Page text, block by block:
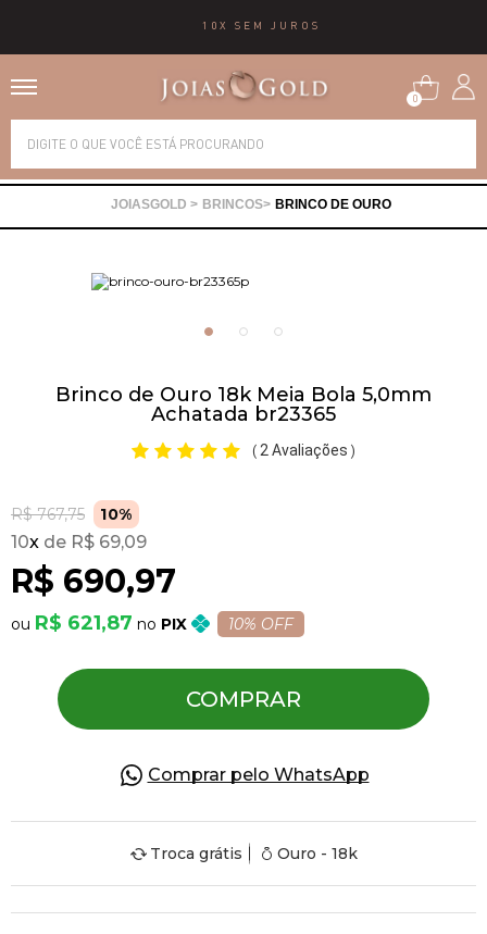
10X SEM JUROS
0
BRINCOS BRINCO DE OURO
Brinco de Ouro 18k Meia Bola 5,0mm
Achatada br23365
( 2 Avaliações )
R$ 767,75 10%
R$ 690,97
10x R$ 69,09
R$ 621,87 PIX 10% OFF
COMPRAR
Comprar pelo WhatsApp
Troca grátis Ouro - 18k
Alianças
Brincos
Pulseiras
Piercing
Pedras Preciosas